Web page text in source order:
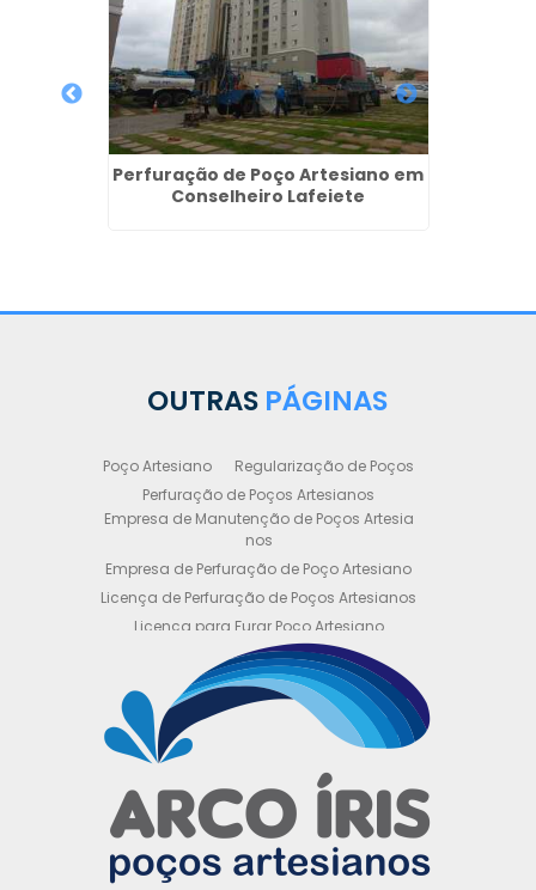
Perfuração de Poço Artesiano em
Conselheiro Lafeiete
OUTRAS PÁGINAS
Poço Artesiano
Regularização de Poços
Perfuração de Poços Artesianos
Empresa de Manutenção de Poços Artesia
nos
Empresa de Perfuração de Poço Artesiano
Licença de Perfuração de Poços Artesianos
Licença para Furar Poço Artesiano
Licença para Perfuração de Poço Artesiano
Licença para Poço Semi Artesiano
Manutenção de Poço Semi Artesiano
Manutenção Preventiva de Poços Artesiano
Obtenha sua Licença de Perfuração de Poç
o Artesiano
Orçamento de Poço Semi Artesiano
Orçamento para Perfuração de Poço Artesi
ano